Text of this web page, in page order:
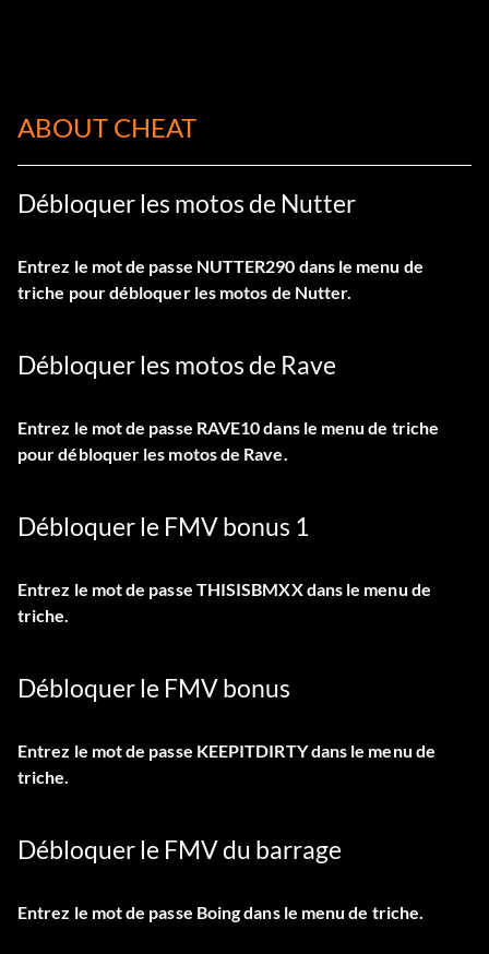
ABOUT CHEAT
Débloquer les motos de Nutter
Entrez le mot de passe NUTTER290 dans le menu de
triche pour débloquer les motos de Nutter.
Débloquer les motos de Rave
Entrez le mot de passe RAVE10 dans le menu de triche
pour débloquer les motos de Rave.
Débloquer le FMV bonus 1
Entrez le mot de passe THISISBMXX dans le menu de
triche.
Débloquer le FMV bonus
Entrez le mot de passe KEEPITDIRTY dans le menu de
triche.
Débloquer le FMV du barrage
Entrez le mot de passe Boing dans le menu de triche.